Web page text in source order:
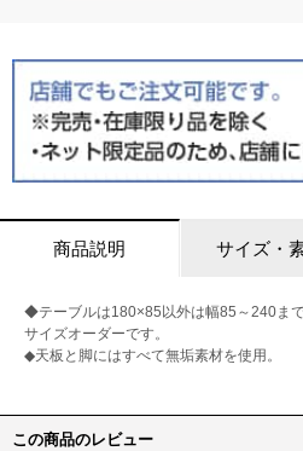
商品説明 サイズ・
◆テーブルは180×85以外は幅85～240ま
サイズオーダーです。
◆天板と脚にはすべて無垢素材を使用。
この商品のレビュー